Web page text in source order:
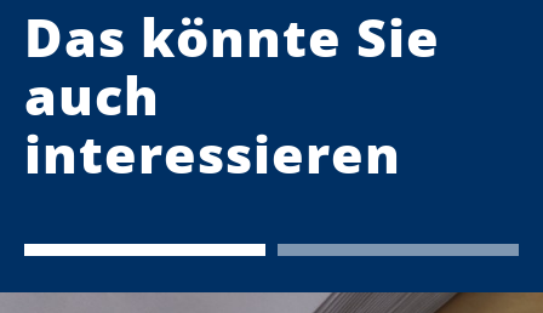
Das könnte Sie
auch
interessieren